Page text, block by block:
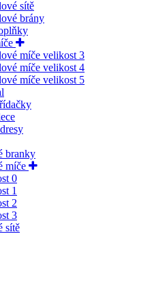
sítě
brány
míče velikost 3
míče velikost 4
míče velikost 5
branky
míče
0
1
2
3
sítě